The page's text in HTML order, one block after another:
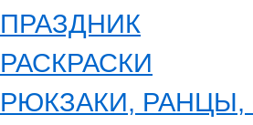
ПРАЗДНИК
РАСКРАСКИ
РЮКЗАКИ, РАНЦЫ,